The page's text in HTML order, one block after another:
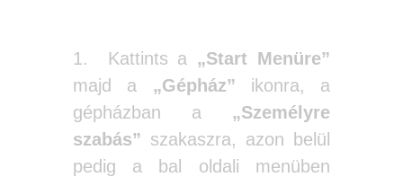
1. Kattints a „Start Menüre”
majd a „Gépház” ikonra, a
gépházban a „Személyre
szabás” szakaszra, azon belül
pedig a bal oldali menüben